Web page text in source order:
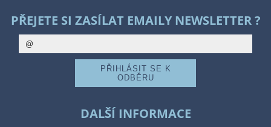
PŘEJETE SI ZASÍLAT EMAILY NEWSLETTER ?
DALŠÍ INFORMACE